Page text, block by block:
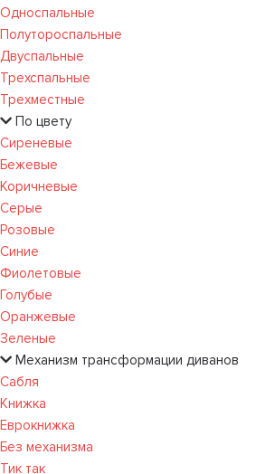
Односпальные
Полутороспальные
Двуспальные
Трехспальные
Трехместные
По цвету
Сиреневые
Бежевые
Коричневые
Серые
Розовые
Синие
Фиолетовые
Голубые
Оранжевые
Зеленые
Механизм трансформации диванов
Сабля
Книжка
Еврокнижка
Без механизма
Тик так